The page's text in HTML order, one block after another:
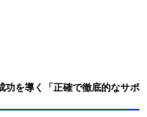
功を導く「正確で徹底的なサポ